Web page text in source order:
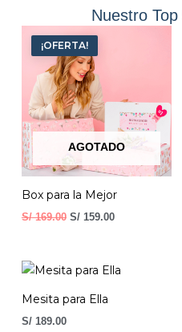
Nuestro
AGOTADO
¡OFERTA!
Box para la Mejor
S/169.00
precio
original
era:
S/ 169.00.
S/159.00
Mesita para Ella
S/189.00